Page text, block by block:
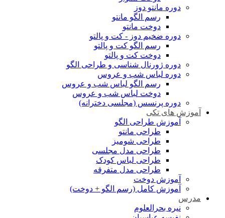
دوره مانتو دوز
رسم الگو مانتو
دوخت مانتو
دوره ضخیم دوز - کت و پالتو
رسم الگو کت و پالتو
دوخت کت و پالتو
دوره ژورنال شناسی و طراحی الگو
دوره لباس شب و عروس
رسم الگو لباس شب و عروس
دوخت لباس شب و عروس
دوره پرنسس (مجلسی دخترانه)
آموزش های تکی
آموزش طراحی الگو
طراحی مانتو
طراحی شومیز
طراحی مدل مجلسی
طراحی لباس کودک
طراحی مدل متفرقه
آموزش دوخت
آموزش کامل (رسم الگو + دوخت)
مدرس
نیره بحرالعلوم